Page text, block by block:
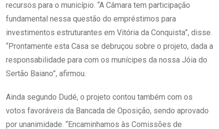
recursos para o município. “A Câmara tem participação
fundamental nessa questão do empréstimos para
investimentos estruturantes em Vitória da Conquista”, disse.
“Prontamente esta Casa se debruçou sobre o projeto, dada a
responsabilidade para com os munícipes da nossa Jóia do
Sertão Baiano”, afirmou.
Ainda segundo Dudé, o projeto contou também com os
votos favoráveis da Bancada de Oposição, sendo aprovado
por unanimidade. “Encaminhamos às Comissões de